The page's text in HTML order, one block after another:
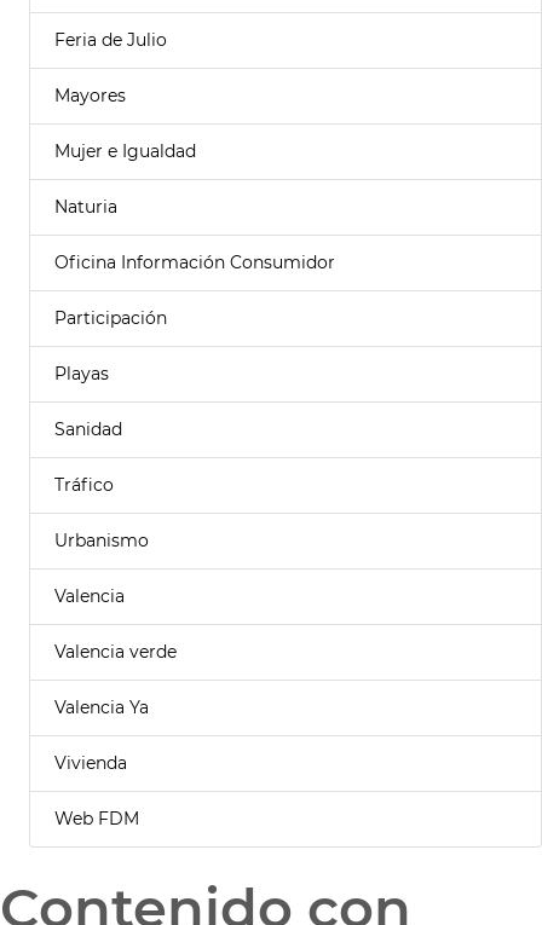
Feria de Julio
Mayores
Mujer e Igualdad
Naturia
Oficina Información Consumidor
Participación
Playas
Sanidad
Tráfico
Urbanismo
Valencia
Valencia verde
Valencia Ya
Vivienda
Web FDM
Contenido con